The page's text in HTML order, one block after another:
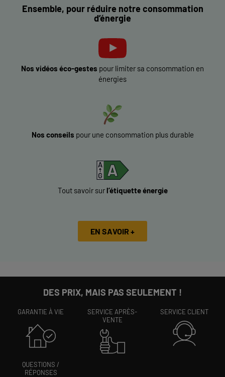
Ensemble, pour réduire notre consommation
d’énergie
Nos vidéos éco-gestes pour limiter sa consommation en
énergies
Nos conseils pour une consommation plus durable
Tout savoir surl’étiquette énergie
EN SAVOIR +
DES PRIX, MAIS PAS SEULEMENT !
GARANTIE À VIE
SERVICE APRÈS-
VENTE
SERVICE CLIENT
QUESTIONS /
RÉPONSES